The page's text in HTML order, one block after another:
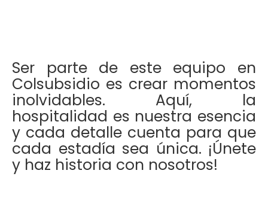
Ser parte de este equipo en
Colsubsidio es crear momentos
inolvidables. Aquí, la
hospitalidad es nuestra esencia
y cada detalle cuenta para que
cada estadía sea única. ¡Únete
y haz historia con nosotros!